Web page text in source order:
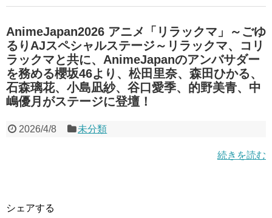
AnimeJapan2026 アニメ「リラックマ」～ごゆ
るりAJスペシャルステージ～リラックマ、コリ
ラックマと共に、AnimeJapanのアンバサダー
を務める櫻坂46より、松田里奈、森田ひかる、
石森璃花、小島凪紗、谷口愛季、的野美青、中
嶋優月がステージに登壇！
2026/4/8 未分類
続きを読む
シェアする